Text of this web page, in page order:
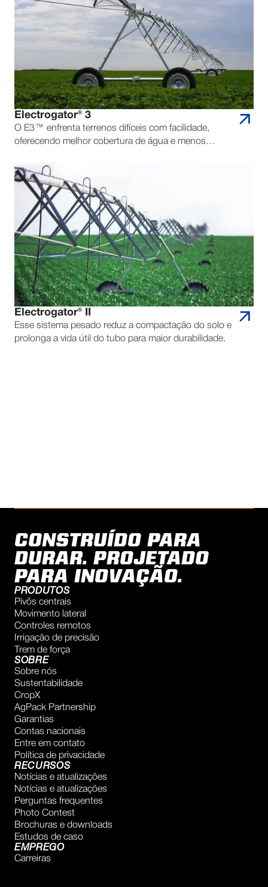
Electrogator® 3
O E3™ enfrenta terrenos difíceis com facilidade,
oferecendo melhor cobertura de água e menos
Electrogator® II
Esse sistema pesado reduz a compactação do solo e
prolonga a vida útil do tubo para maior durabilidade.
CONSTRUÍDO PARA
DURAR. PROJETADO
PARA INOVAÇÃO.
PRODUTOS
Pivôs centrais
Movimento lateral
Controles remotos
Irrigação de precisão
Trem de força
SOBRE
Sobre nós
Sustentabilidade
CropX
AgPack Partnership
Garantias
Contas nacionais
Entre em contato
Política de privacidade
RECURSOS
Notícias e atualizações
Notícias e atualizações
Perguntas frequentes
Photo Contest
Brochuras e downloads
Estudos de caso
EMPREGO
Carreiras